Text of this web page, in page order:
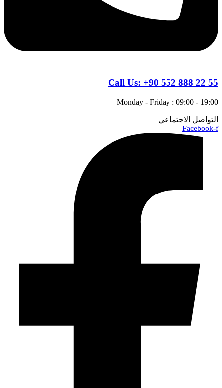
Call Us: +90 552 888 22 55
Monday - Friday : 09:00 - 19:00
التواصل الاجتماعي
Facebook-f